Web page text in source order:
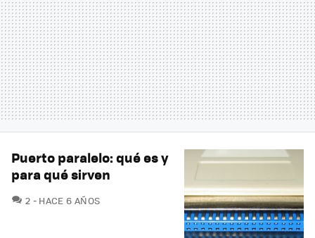
Puerto paralelo: qué es y
para qué sirven
2 COMENTARIOS
HACE 6 AÑOS